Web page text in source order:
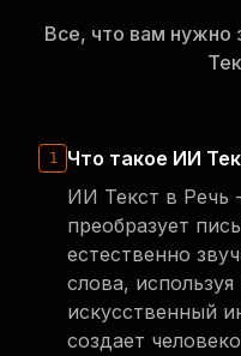
Все, что вам нужно
1
Что такое ИИ
ИИ Текст в Речь
преобразует
естественно
слова,
искусственный
создает